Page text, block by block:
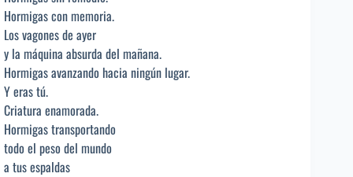
Hormigas con memoria.
Los vagones de ayer
y la máquina absurda del mañana.
Hormigas avanzando hacia ningún lugar.
Y eras tú.
Criatura enamorada.
Hormigas transportando
todo el peso del mundo
a tus espaldas